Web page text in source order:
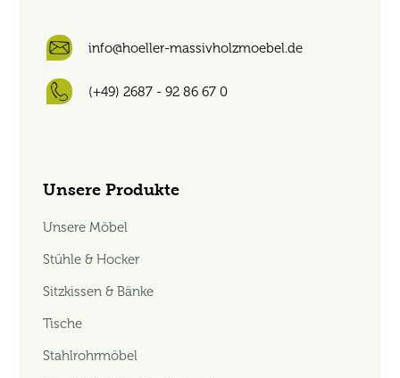
info@hoeller-massivholzmoebel.de
(+49) 2687 - 92 86 67 0
Unsere Produkte
Unsere Möbel
Stühle & Hocker
Sitzkissen & Bänke
Tische
Stahlrohrmöbel